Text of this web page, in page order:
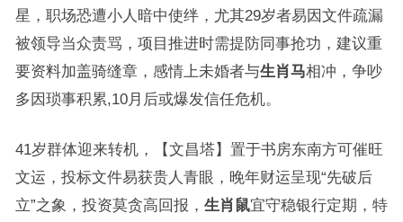
星，职场恐遭小人暗中使绊，尤其29岁者易因文件疏漏
被领导当众责骂，项目推进时需提防同事抢功，建议重
要资料加盖骑缝章，感情上未婚者与生肖马相冲，争吵
多因琐事积累,10月后或爆发信任危机。
41岁群体迎来转机，【文昌塔】置于书房东南方可催旺
文运，投标文件易获贵人青眼，晚年财运呈现“先破后
立”之象，投资莫贪高回报， 生肖鼠宜守稳银行定期，特